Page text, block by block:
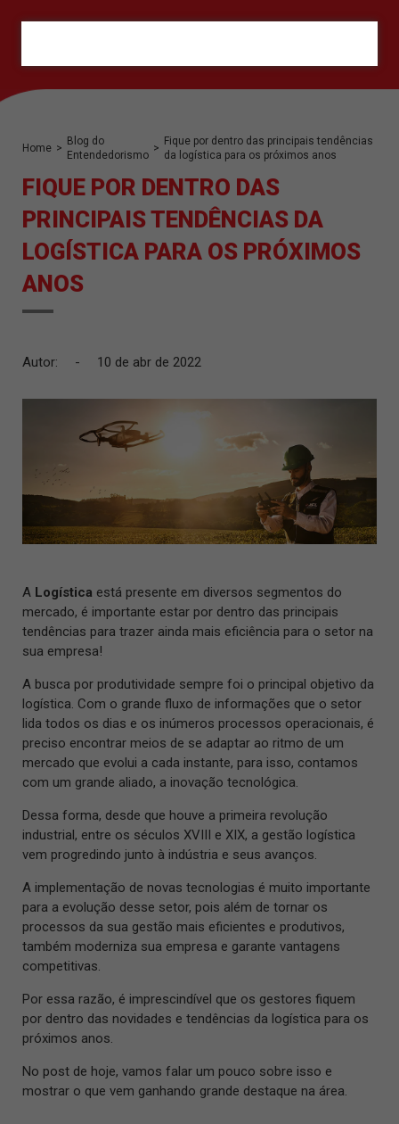
Home >
Blog do
Entendedorismo
>
Fique por dentro das principais tendências
da logística para os próximos anos
FIQUE POR DENTRO DAS
PRINCIPAIS TENDÊNCIAS DA
LOGÍSTICA PARA OS PRÓXIMOS
ANOS
Autor: - 10 de abr de 2022
A Logística está presente em diversos segmentos do
mercado, é importante estar por dentro das principais
tendências para trazer ainda mais eficiência para o setor na
sua empresa!
A busca por produtividade sempre foi o principal objetivo da
logística. Com o grande fluxo de informações que o setor
lida todos os dias e os inúmeros processos operacionais, é
preciso encontrar meios de se adaptar ao ritmo de um
mercado que evolui a cada instante, para isso, contamos
com um grande aliado, a inovação tecnológica.
Dessa forma, desde que houve a primeira revolução
industrial, entre os séculos XVIII e XIX, a gestão logística
vem progredindo junto à indústria e seus avanços.
A implementação de novas tecnologias é muito importante
para a evolução desse setor, pois além de tornar os
processos da sua gestão mais eficientes e produtivos,
também moderniza sua empresa e garante vantagens
competitivas.
Por essa razão, é imprescindível que os gestores fiquem
por dentro das novidades e tendências da logística para os
próximos anos.
No post de hoje, vamos falar um pouco sobre isso e
mostrar o que vem ganhando grande destaque na área.